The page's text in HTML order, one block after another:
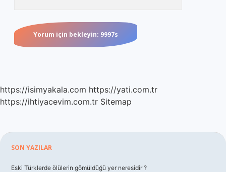
https://isimyakala.com https://yati.com.tr
https://ihtiyacevim.com.tr Sitemap
Sidebar
SON YAZILAR
Eski Türklerde ölülerin gömüldüğü yer neresidir ?